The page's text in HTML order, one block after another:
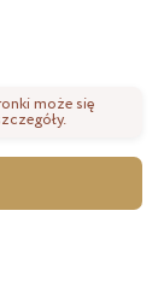
może się